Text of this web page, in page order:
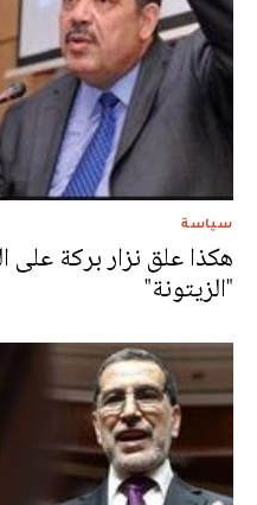
سياسة
هكذا علق نزار بركة
"الزيتونة"